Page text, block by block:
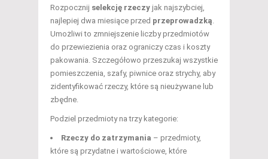
Rozpocznij selekcję rzeczy jak najszybciej,
najlepiej dwa miesiące przed przeprowadzką.
Umożliwi to zmniejszenie liczby przedmiotów
do przewiezienia oraz ograniczy czas i koszty
pakowania. Szczegółowo przeszukaj wszystkie
pomieszczenia, szafy, piwnice oraz strychy, aby
zidentyfikować rzeczy, które są nieużywane lub
zbędne.
Podziel przedmioty na trzy kategorie:
Rzeczy do zatrzymania – przedmioty,
które są przydatne i wartościowe, które